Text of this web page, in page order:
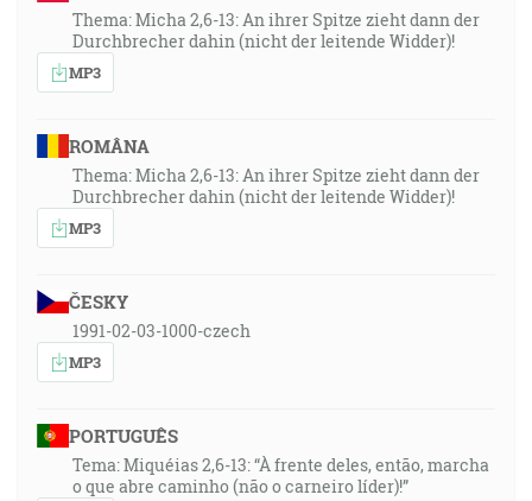
Thema: Micha 2,6-13: An ihrer Spitze zieht dann der
Durchbrecher dahin (nicht der leitende Widder)!
MP3
ROMÂNA
Thema: Micha 2,6-13: An ihrer Spitze zieht dann der
Durchbrecher dahin (nicht der leitende Widder)!
MP3
ČESKY
1991-02-03-1000-czech
MP3
PORTUGUÊS
Tema: Miquéias 2,6-13: “À frente deles, então, marcha
o que abre caminho (não o carneiro líder)!”